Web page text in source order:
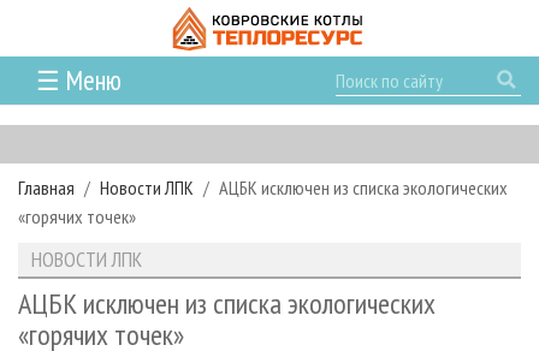
☰ Меню
ГЛАВНАЯ
РУБРИКИ И ТЕМЫ
РУБРИКИ ЖУРНАЛА
ЛЕСОЗАГОТОВКА
ЛЕСОПИЛЕНИЕ
НОВОСТИ
НОВОСТИ ЛПК
НОВОСТИ ЖУРНАЛА
ПРОЕКТЫ ЛПИ
АНАЛИТИКА
ПРЕДПРИЯТИЯ ЛПК
АРХИВ
АРХИВ ЖУРНАЛОВ
О ЖУРНАЛЕ
Главная Новости ЛПК
АЦБК исключен из списка экологических
«горячих точек»
НОВОСТИ ЛПК
АЦБК исключен из списка экологических
«горячих точек»